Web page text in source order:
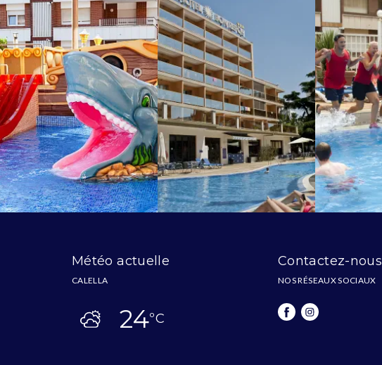
Météo actuelle
CALELLA
24ºC
Contactez-nous
NOS RÉSEAUX SOCIAUX